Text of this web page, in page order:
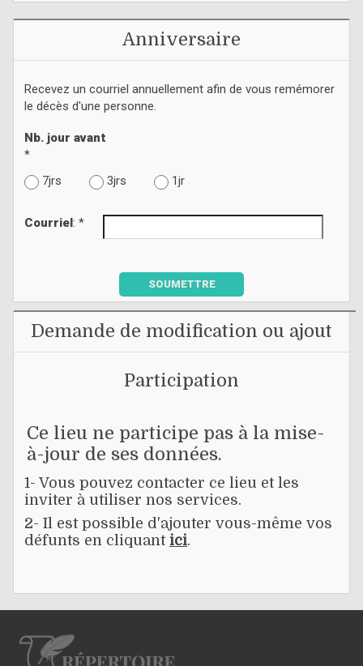
Anniversaire
Recevez un courriel annuellement afin de vous remémorer
le décès d'une personne.
Nb. jour avant
*
7jrs
3jrs 1jr
Courriel : *
SOUMETTRE
Demande de modification ou ajout
Participation
Ce lieu ne participe pas à la mise-
à-jour de ses données.
1- Vous pouvez contacter ce lieu et les
inviter à utiliser nos services.
2- Il est possible d'ajouter vous-même vos
défunts en cliquant ici.